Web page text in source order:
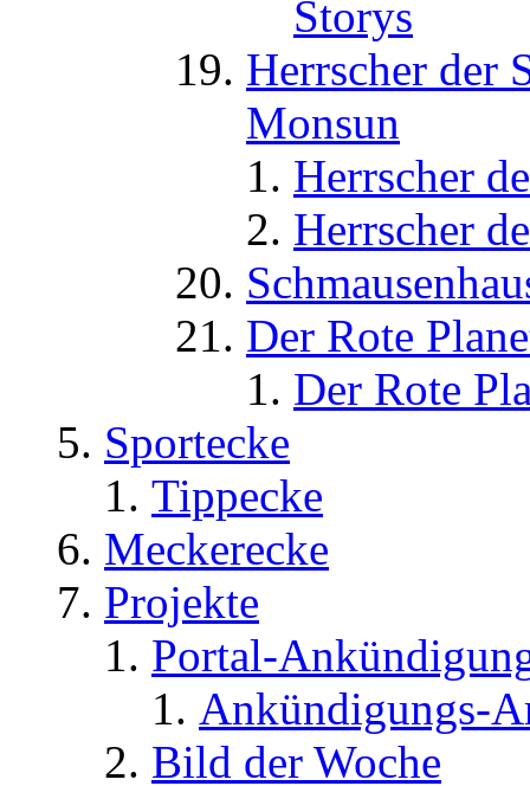
Storys
Herrscher der
Monsun
Herrscher
Herrscher
Der Rote
Der Rote
Sportecke
Tippecke
Meckerecke
Projekte
Portal-
Ankündigungs-
Bild der Woche